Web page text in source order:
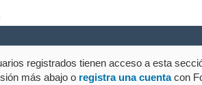
registrados tienen acceso a esta
más abajo o registra una cuentacon